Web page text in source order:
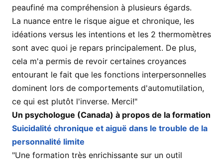
peaufiné ma compréhension à plusieurs égards.
La nuance entre le risque aigue et chronique, les
idéations versus les intentions et les 2 thermomètres
sont avec quoi je repars principalement. De plus,
cela m'a permis de revoir certaines croyances
entourant le fait que les fonctions interpersonnelles
dominent lors de comportements d'automutilation,
ce qui est plutôt l'inverse. Merci!"
Un psychologue (Canada) à propos de la formation
Suicidalité chronique et aiguë dans le trouble de la
personnalité limite
"Une formation très enrichissante sur un outil